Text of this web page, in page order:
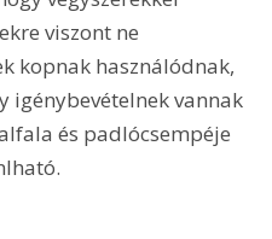
viszont ne
kopnak használódnak,
igénybevételnek vannak
és padlócsempéje